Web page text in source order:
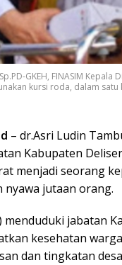
GKEH, FINASIM
kursi roda, dalam
– dr.Asri Ludin
Kabupaten
menjadi seorang
nyawa jutaan orang.
menduduki jabatan
kesehatan
dan tingkatan